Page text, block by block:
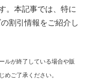
。本記事では、特に
割引情報をご紹介し
ルが終了している場合や販
めご了承ください。